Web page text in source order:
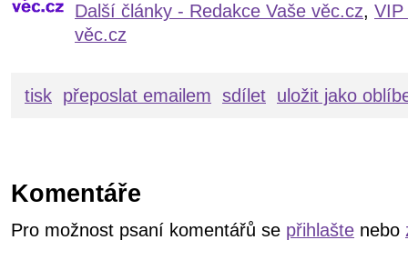
Další články - Redakce Vaše věc.cz, VIP
věc.cz
tisk přeposlat emailem sdílet uložit jako
Komentáře
Pro možnost psaní komentářů se přihlašte nebo